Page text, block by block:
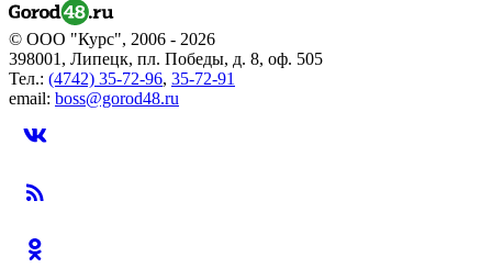
© ООО "Курс", 2006 - 2026
398001, Липецк, пл. Победы, д. 8, оф. 505
Тел.: (4742) 35-72-96, 35-72-91
email: boss@gorod48.ru